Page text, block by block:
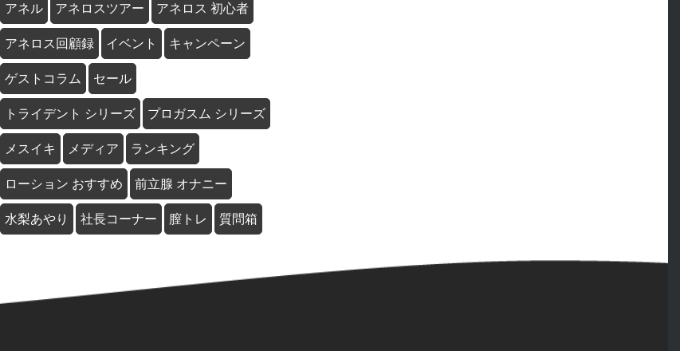
アネル アネロスツアー アネロス 初心者
アネロス回顧録 イベント キャンペーン
ゲストコラム セール
トライデント シリーズ プロガスム シリーズ
メスイキ メディア ランキング
ローション おすすめ 前立腺 オナニー
水梨あやり 社長コーナー 膣トレ 質問箱